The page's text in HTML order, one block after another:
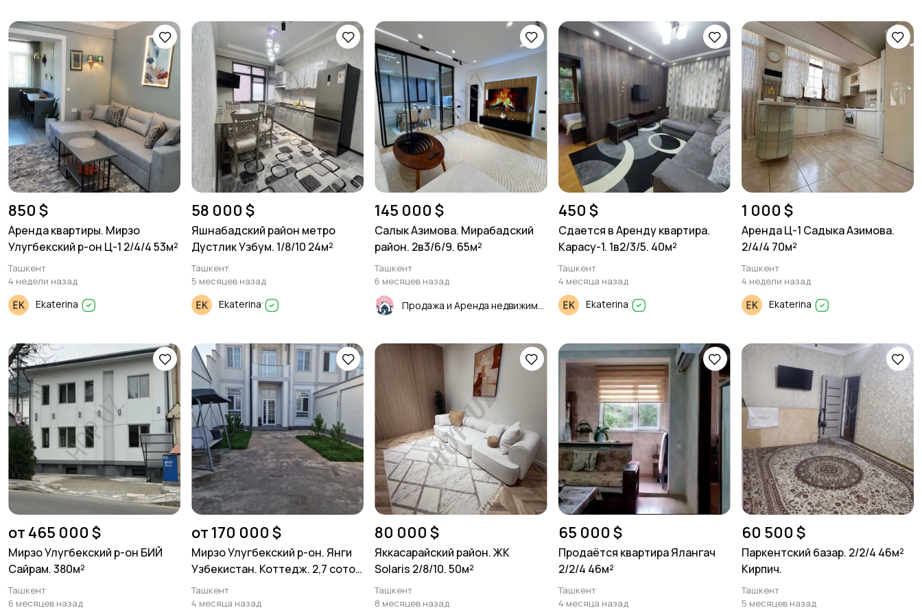
850 $
Аренда квартиры. Мирзо
Улугбекский р-он Ц-1 2/4/4 53м²
Ташкент
4 недели назад
Ekaterina
58 000 $
Яшнабадский район метро
Дустлик Узбум. 1/8/10 24м²
Ташкент
5 месяцев назад
Ekaterina
145 000 $
Салык Азимова. Мирабадский
район. 2в3/6/9. 65м²
Ташкент
6 месяцев назад
450 $
Сдается в Аренду квартира.
Карасу-1. 1в2/3/5. 40м²
Ташкент
4 месяца назад
Ekaterina
1 000 $
Аренда Ц-1 Садыка Азимова.
2/4/4 70м²
Ташкент
4 недели назад
Ekaterina
от 465 000 $
Мирзо Улугбекский р-он БИЙ
Сайрам. 380м²
Ташкент
6 месяцев назад
от 170 000 $
Мирзо Улугбекский р-он. Янги
Узбекистан. Коттедж. 2,7 соток.
200м² дом. 2 уровня.
Ташкент
4 месяца назад
80 000 $
Яккасарайский район. ЖК
Solaris 2/8/10. 50м²
Ташкент
8 месяцев назад
65 000 $
Продаётся квартира Ялангач
2/2/4 46м²
Ташкент
4 месяца назад
60 500 $
Паркентский базар. 2/2/4 46м²
Кирпич.
Ташкент
5 месяцев назад